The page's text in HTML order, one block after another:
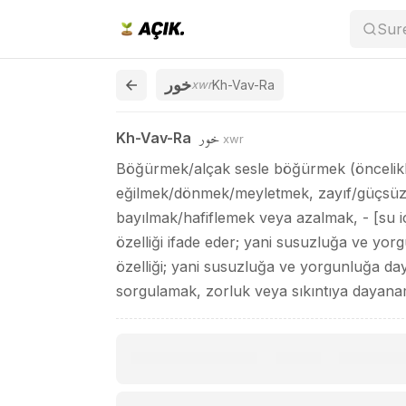
خورxwrKh-Vav-Ra
Kh-Vav-Ra خور xwr
Böğürmek/alçak sesle böğürmek
eğilmek/dönmek/meyletmek, zayıf/
bayılmak/hafiflemek veya azalmak, -
özelliği ifade eder; yani susuzluğa ve
özelliği; yani susuzluğa ve yorgunluğa
sorgulamak, zorluk veya sıkıntıya